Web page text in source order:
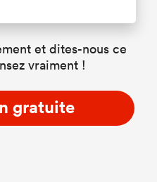
et dites-nous ce
vraiment !
gratuite